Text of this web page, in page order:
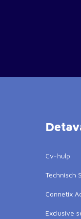
Cv-hulp
Technisch
Connetix
Exclusive